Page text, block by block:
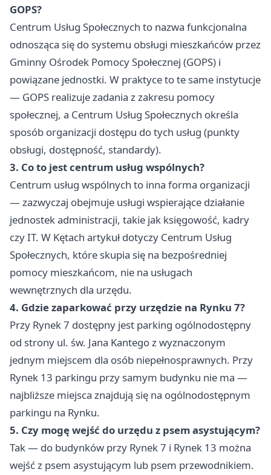
GOPS?
Centrum Usług Społecznych to nazwa funkcjonalna
odnosząca się do systemu obsługi mieszkańców przez
Gminny Ośrodek Pomocy Społecznej (GOPS) i
powiązane jednostki. W praktyce to te same instytucje
— GOPS realizuje zadania z zakresu pomocy
społecznej, a Centrum Usług Społecznych określa
sposób organizacji dostępu do tych usług (punkty
obsługi, dostępność, standardy).
3. Co to jest centrum usług wspólnych?
Centrum usług wspólnych to inna forma organizacji
— zazwyczaj obejmuje usługi wspierające działanie
jednostek administracji, takie jak księgowość, kadry
czy IT. W Kętach artykuł dotyczy Centrum Usług
Społecznych, które skupia się na bezpośredniej
pomocy mieszkańcom, nie na usługach
wewnętrznych dla urzędu.
4. Gdzie zaparkować przy urzędzie na Rynku 7?
Przy Rynek 7 dostępny jest parking ogólnodostępny
od strony ul. św. Jana Kantego z wyznaczonym
jednym miejscem dla osób niepełnosprawnych. Przy
Rynek 13 parkingu przy samym budynku nie ma —
najbliższe miejsca znajdują się na ogólnodostępnym
parkingu na Rynku.
5. Czy mogę wejść do urzędu z psem asystującym?
Tak — do budynków przy Rynek 7 i Rynek 13 można
wejść z psem asystującym lub psem przewodnikiem.